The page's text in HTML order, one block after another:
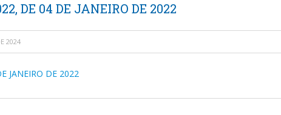
DE 04 DE JANEIRO DE 2022
2024
JANEIRO DE 2022